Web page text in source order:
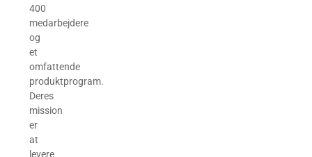
400
medarbejdere
og
et
omfattende
produktprogram.
Deres
mission
er
at
levere